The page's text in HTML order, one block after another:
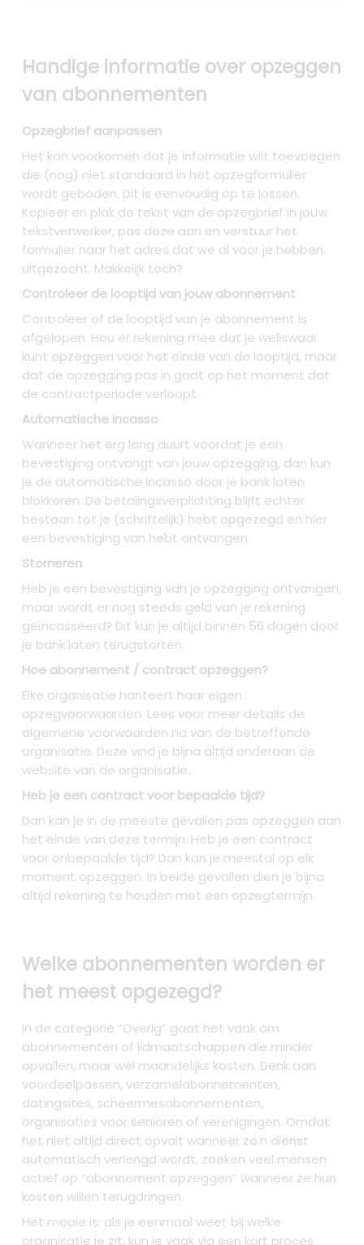
Handige informatie over opzeggen
van abonnementen
Opzegbrief aanpassen
Het kan voorkomen dat je informatie wilt toevoegen
die (nog) niet standaard in het opzegformulier
wordt geboden. Dit is eenvoudig op te lossen.
Kopieer en plak de tekst van de opzegbrief in jouw
tekstverwerker, pas deze aan en verstuur het
formulier naar het adres dat we al voor je hebben
uitgezocht. Makkelijk toch?
Controleer de looptijd van jouw abonnement
Controleer of de looptijd van je abonnement is
afgelopen. Hou er rekening mee dat je weliswaar
kunt opzeggen voor het einde van de looptijd, maar
dat de opzegging pas in gaat op het moment dat
de contractperiode verloopt.
Automatische incasso
Wanneer het erg lang duurt voordat je een
bevestiging ontvangt van jouw opzegging, dan kun
je de automatische incasso door je bank laten
blokkeren. De betalingsverplichting blijft echter
bestaan tot je (schriftelijk) hebt opgezegd en hier
een bevestiging van hebt ontvangen.
Storneren
Heb je een bevestiging van je opzegging ontvangen,
maar wordt er nog steeds geld van je rekening
geïncasseerd? Dit kun je altijd binnen 56 dagen door
je bank laten terugstorten.
Hoe abonnement / contract opzeggen?
Elke organisatie hanteert haar eigen
opzegvoorwaarden. Lees voor meer details de
algemene voorwaarden na van de betreffende
organisatie. Deze vind je bijna altijd onderaan de
website van de organisatie.
Heb je een contract voor bepaalde tijd?
Dan kan je in de meeste gevallen pas opzeggen aan
het einde van deze termijn. Heb je een contract
voor onbepaalde tijd? Dan kan je meestal op elk
moment opzeggen. In beide gevallen dien je bijna
altijd rekening te houden met een opzegtermijn.
Welke abonnementen worden er
het meest opgezegd?
In de categorie “Overig” gaat het vaak om
abonnementen of lidmaatschappen die minder
opvallen, maar wél maandelijks kosten. Denk aan
voordeelpassen, verzamelabonnementen,
datingsites, scheermes­abonnementen,
organisaties voor senioren of verenigingen. Omdat
het niet altijd direct opvalt wanneer zo’n dienst
automatisch verlengd wordt, zoeken veel mensen
actief op “abonnement opzeggen” wanneer ze hun
kosten willen terugdringen.
Het mooie is: als je eenmaal weet bij welke
organisatie je zit, kun je vaak via een kort proces